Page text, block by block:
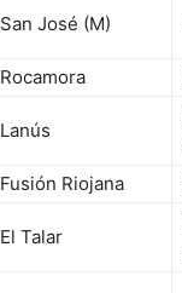
San José (M)
Rocamora
Lanús
Fusión Riojana
El Talar